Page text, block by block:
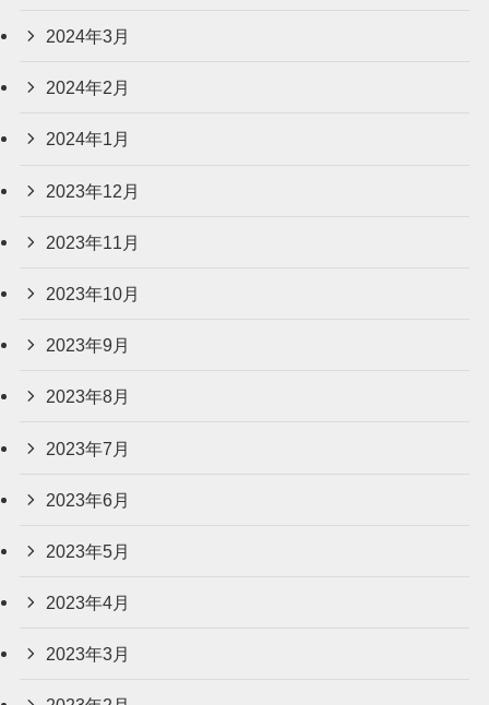
2024年3月
2024年2月
2024年1月
2023年12月
2023年11月
2023年10月
2023年9月
2023年8月
2023年7月
2023年6月
2023年5月
2023年4月
2023年3月